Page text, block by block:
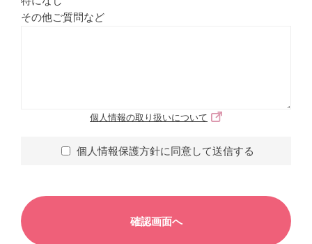
その他ご質問など
個人情報の取り扱いについて
個人情報保護方針に同意して送信する